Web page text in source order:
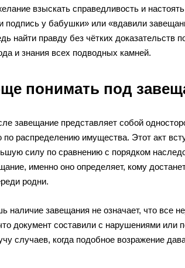
взыскать справедливость и
подпись у бабушки» или «вдавили
найти правду без чётких доказательств
и знания всех подводных камней.
понимать под
завещание представляет собой
распределению имущества. Этот акт
силу по сравнению с порядком
именно оно определяет, кому
родни.
наличие завещания не означает, что все
что документ составили с нарушениями
случаев, когда подобное возражение